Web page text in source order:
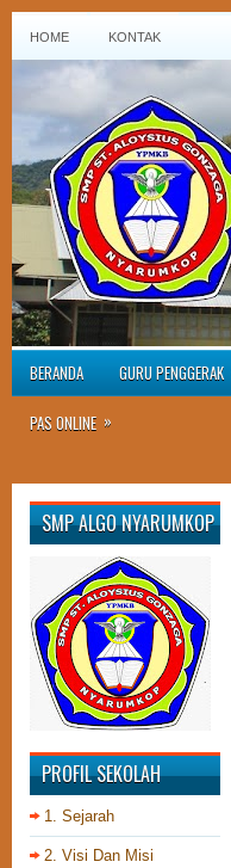
HOME KONTAK
BERANDA GURU PENGGERAK
PAS ONLINE »
SMP ALGO NYARUMKOP
PROFIL SEKOLAH
1. Sejarah
2. Visi Dan Misi